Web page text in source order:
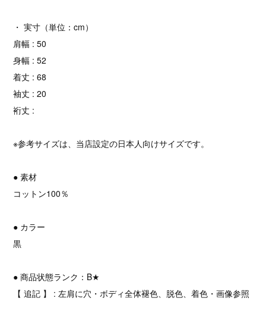
・ 実寸（単位：cm）
肩幅 : 50
身幅 : 52
着丈 : 68
袖丈 : 20
裄丈 :
※参考サイズは、当店設定の日本人向けサイズです。
● 素材
コットン100％
● カラー
黒
● 商品状態ランク：B★
【 追記 】 : 左肩に穴・ボディ全体褪色、脱色、着色・画像参照